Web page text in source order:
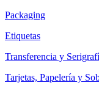
Packaging
Etiquetas
Transferencia y
Tarjetas, Papelería y